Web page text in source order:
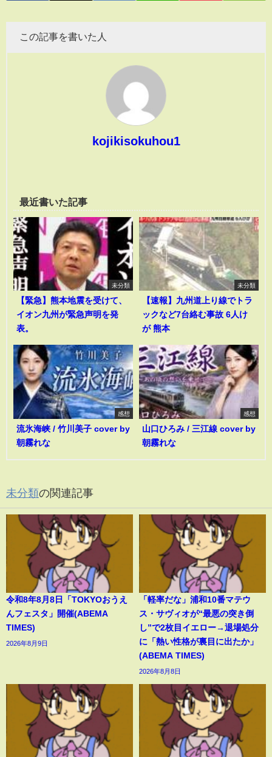
この記事を書いた人
kojikisokuhou1
最近書いた記事
未分類
【緊急】熊本地震を受けて、
イオン九州が緊急声明を発
表。
未分類
【速報】九州道上り線でトラ
ックなど7台絡む事故 6人け
が 熊本
感想
流氷海峡 / 竹川美子 cover by
朝霧れな
感想
山口ひろみ / 三江線 cover by
朝霧れな
未分類の関連記事
令和8年8月8日「TOKYOおうえ
んフェスタ」開催(ABEMA
TIMES)
2026年8月9日
「軽率だな」浦和10番マテウ
ス・サヴィオが“最悪の突き倒
し”で2枚目イエロー→退場処分
に「熱い性格が裏目に出たか」
(ABEMA TIMES)
2026年8月8日